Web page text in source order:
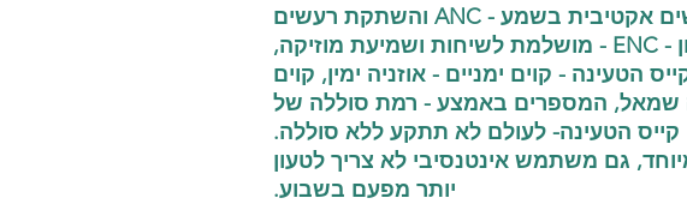
עם השתקת רעשים אקטיבית בשמע - ANC והשתקת רעשים
סביבתיים במיקרופון - ENC - מושלמת לשיחות ושמיעת מוזיקה,
הטעינה - קוים ימניים - אוזניה ימין, קוים
שמאל, המספרים באמצע - רמת סוללה של
קייס הטעינה- לעולם לא תתקע ללא סוללה.
גם משתמש אינטנסיבי לא צריך לטעון
יותר מפעם בשבוע.